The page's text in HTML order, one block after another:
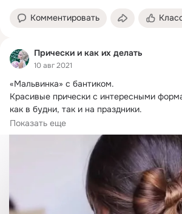
Комментировать
Прически и как их делать
10 авг 2021
«Мальвинка» с бантиком.
Красивые прически с интересными
как в будни, так и на праздники.
Чтобы соорудить «мальвинку» с
инструкции:
Показать еще